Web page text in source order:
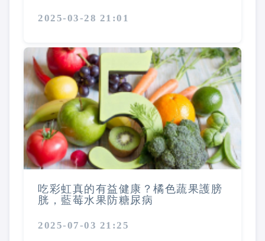
2025-03-28 21:01
吃彩虹真的有益健康？橘色蔬果護膀
胱，藍莓水果防糖尿病
2025-07-03 21:25